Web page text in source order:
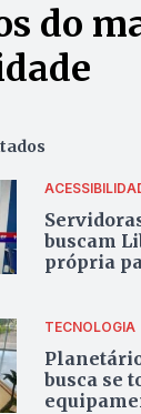
do
buscam
própria
TECNOLOGIA
busca se